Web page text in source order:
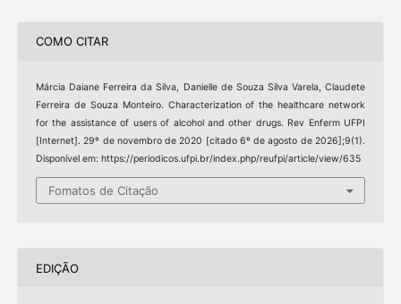
COMO CITAR
Márcia Daiane Ferreira da Silva, Danielle de Souza Silva Varela, Claudete
Ferreira de Souza Monteiro. Characterization of the healthcare network
for the assistance of users of alcohol and other drugs. Rev Enferm UFPI
[Internet]. 29º de novembro de 2020 [citado 6º de agosto de 2026];9(1).
Disponível em: https://periodicos.ufpi.br/index.php/reufpi/article/view/635
Fomatos de Citação
EDIÇÃO